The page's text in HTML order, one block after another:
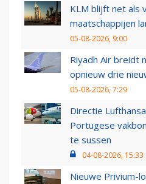
KLM blijft net als
maatschappijen
05-08-2026, 9:00
Riyadh Air breidt
opnieuw drie
05-08-2026, 7:29
Directie
Portugese
te sussen
04-08-2026, 15:33
Nieuwe Privium-